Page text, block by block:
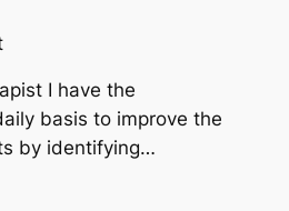
I have the
basis to improve the
by identifying…